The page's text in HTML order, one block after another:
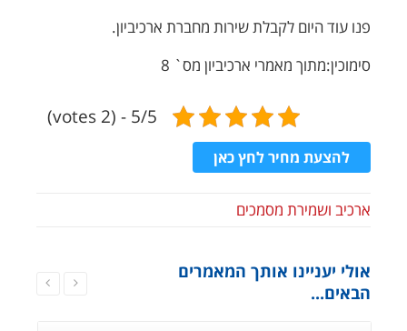
פנו עוד היום לקבלת שירות מחברת ארכיביון.
סימוכין:מתוך מאמרי ארכיביון מס` 8
5/5 - (2 votes)
להצעת מחיר לחץ כאן
ארכיב ושמירת מסמכים
אולי יעניינו אותך המאמרים
הבאים...